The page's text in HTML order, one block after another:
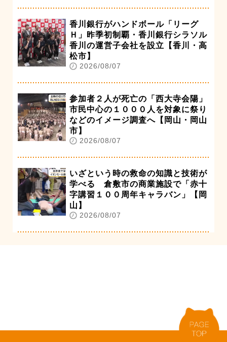
香川銀行がハンドボール「リーグ
Ｈ」昨季初制覇・香川銀行シラソル
香川の運営子会社を設立【香川・高
松市】
2026/08/07
参加者２人が死亡の「西大寺会陽」
市民中心の１０００人を対象に祭り
などのイメージ調査へ【岡山・岡山
市】
2026/08/07
いざという時の救命の知識と技術が
学べる 倉敷市の商業施設で「赤十
字講習１００周年キャラバン」【岡
山】
2026/08/07